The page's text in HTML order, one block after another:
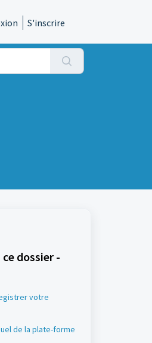
S'inscrire
dossier -
votre
de la plate-forme